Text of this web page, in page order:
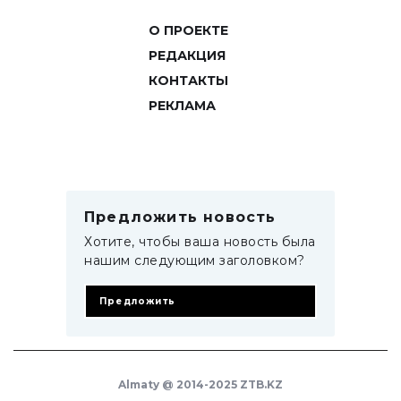
О ПРОЕКТЕ
РЕДАКЦИЯ
КОНТАКТЫ
РЕКЛАМА
Предложить новость
Хотите, чтобы ваша новость была
нашим следующим заголовком?
Предложить
Almaty @ 2014-2025 ZTB.KZ